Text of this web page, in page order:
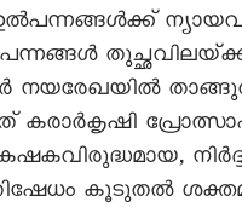
നയരേഖയിൽ
കരാർകൃഷി
കൂടുതൽ